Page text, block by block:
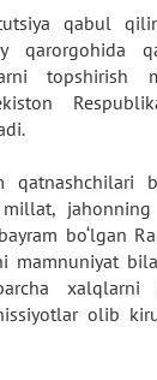
qabul
qarorgohida
topshirish
jahonning
bo‘lgan
mamnuniyat
olib